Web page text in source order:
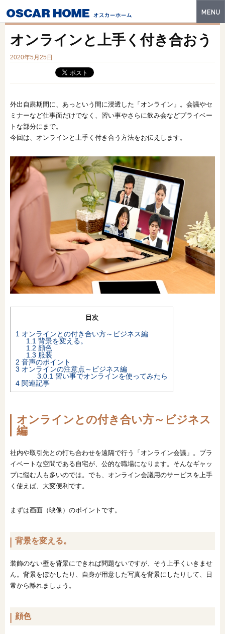
性能・技術
商品ラインナップ
建築実例
フォトギャラリー
販売中の物件
スマートセレクト
土地情報
オンライン相談会
オンラインと上手く付き合おう
2020年5月25日
外出自粛期間に、あっという間に浸透した「オンライン」。会議やセ
ミナーなど仕事面だけでなく、習い事やさらに飲み会などプライベー
トな部分にまで。
今回は、オンラインと上手く付き合う方法をお伝えします。
目次
1 オンラインとの付き合い方～ビジネス編
1.1 背景を変える。
1.2 顔色
1.3 服装
2 音声のポイント
3 オンラインの注意点～ビジネス編
3.0.1 習い事でオンラインを使ってみたら
4 関連記事
オンラインとの付き合い方～ビジネス
編
社内や取引先との打ち合わせを遠隔で行う「オンライン会議」。プラ
イベートな空間である自宅が、公的な職場になります。そんなギャッ
プに悩む人も多いのでは。でも、オンライン会議用のサービスを上手
く使えば、大変便利です。
まずは画面（映像）のポイントです。
背景を変える。
装飾のない壁を背景にできれば問題ないですが、そう上手くいきませ
ん。背景をぼかしたり、自身が用意した写真を背景にしたりして、日
常から離れましょう。
顔色